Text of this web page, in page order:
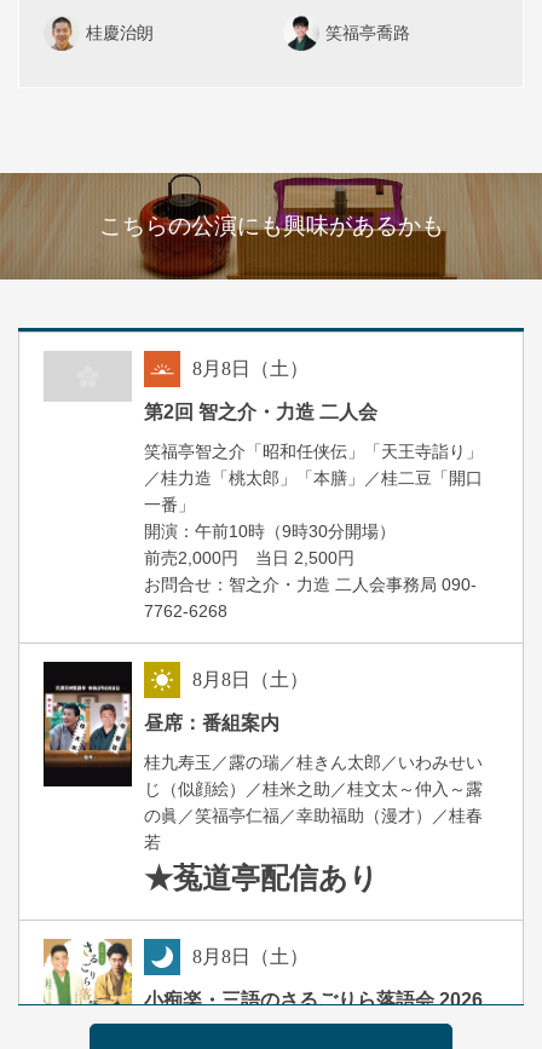
桂慶治朗 笑福亭喬路
こちらの公演にも興味があるかも
8月8日（土）
第2回 智之介・力造 二人会
笑福亭智之介「昭和任侠伝」「天王寺詣り」
／桂力造「桃太郎」「本膳」／桂二豆「開口
一番」
開演：午前10時（9時30分開場）
前売2,000円 当日 2,500円
お問合せ：智之介・力造 二人会事務局 090-
7762-6268
8月8日（土）
昼席：番組案内
桂九寿玉／露の瑞／桂きん太郎／いわみせい
じ（似顔絵）／桂米之助／桂文太～仲入～露
の眞／笑福亭仁福／幸助福助（漫才）／桂春
若
★菟道亭配信あり
8月8日（土）
小痴楽・三語のさるごりら落語会 2026